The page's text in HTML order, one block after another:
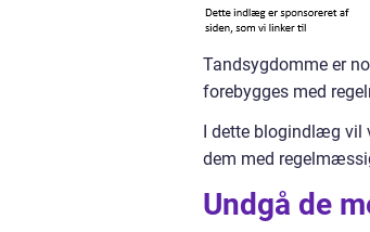
Tandsygdomme er
forebygges med
I dette blogindlæg vil
dem med
Undgå de